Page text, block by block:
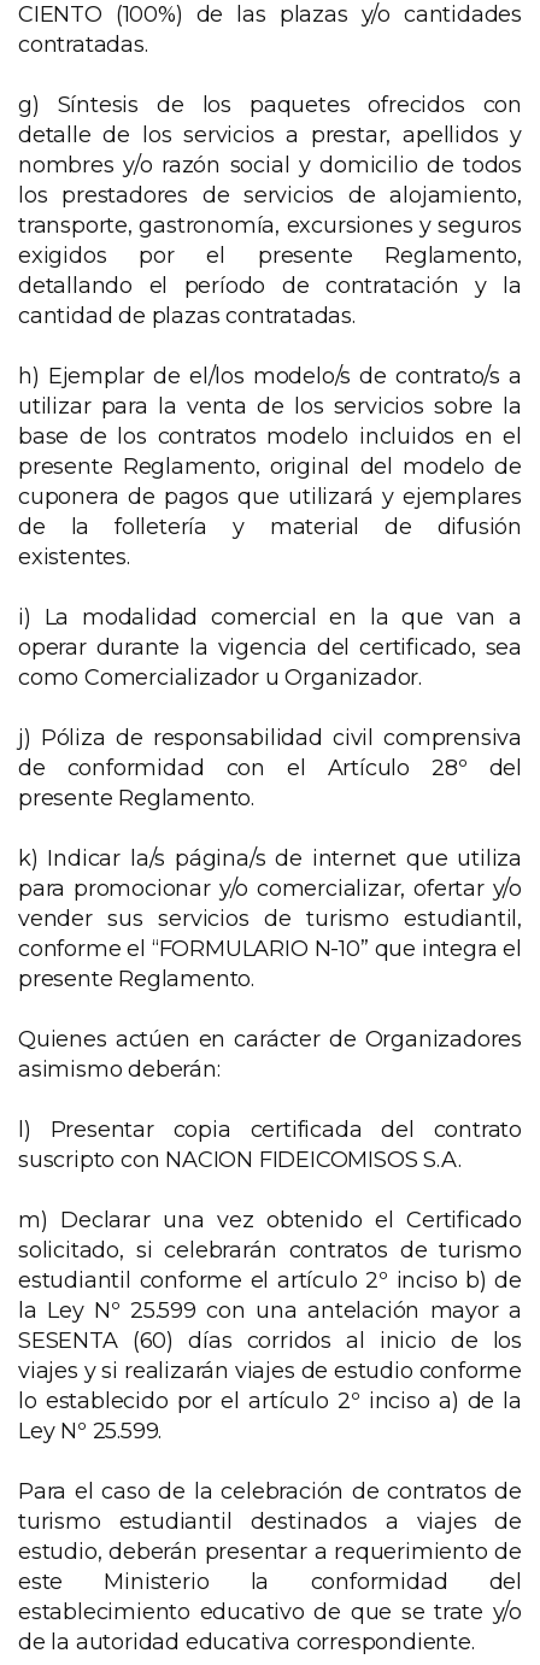
CIENTO (100%) de las plazas y/o cantidades
contratadas.
g) Síntesis de los paquetes ofrecidos con
detalle de los servicios a prestar, apellidos y
nombres y/o razón social y domicilio de todos
los prestadores de servicios de alojamiento,
transporte, gastronomía, excursiones y seguros
exigidos por el presente Reglamento,
detallando el período de contratación y la
cantidad de plazas contratadas.
h) Ejemplar de el/los modelo/s de contrato/s a
utilizar para la venta de los servicios sobre la
base de los contratos modelo incluidos en el
presente Reglamento, original del modelo de
cuponera de pagos que utilizará y ejemplares
de la folletería y material de difusión
existentes.
i) La modalidad comercial en la que van a
operar durante la vigencia del certificado, sea
como Comercializador u Organizador.
j) Póliza de responsabilidad civil comprensiva
de conformidad con el Artículo 28º del
presente Reglamento.
k) Indicar la/s página/s de internet que utiliza
para promocionar y/o comercializar, ofertar y/o
vender sus servicios de turismo estudiantil,
conforme el “FORMULARIO N-10” que integra el
presente Reglamento.
Quienes actúen en carácter de Organizadores
asimismo deberán:
l) Presentar copia certificada del contrato
suscripto con NACION FIDEICOMISOS S.A.
m) Declarar una vez obtenido el Certificado
solicitado, si celebrarán contratos de turismo
estudiantil conforme el artículo 2º inciso b) de
la Ley Nº 25.599 con una antelación mayor a
SESENTA (60) días corridos al inicio de los
viajes y si realizarán viajes de estudio conforme
lo establecido por el artículo 2º inciso a) de la
Ley Nº 25.599.
Para el caso de la celebración de contratos de
turismo estudiantil destinados a viajes de
estudio, deberán presentar a requerimiento de
este Ministerio la conformidad del
establecimiento educativo de que se trate y/o
de la autoridad educativa correspondiente.